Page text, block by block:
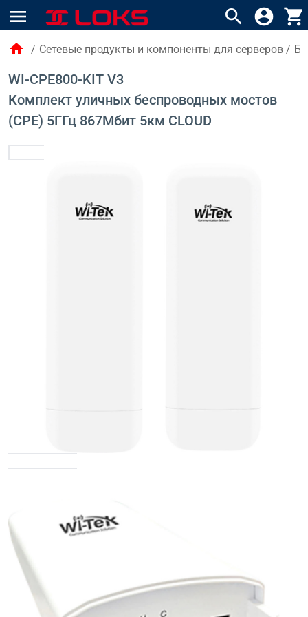
menu search account_circle shopping_cart
home / Сетевые продукты и компоненты для серверов /
WI-CPE800-KIT V3
Комплект уличных беспроводных мостов
(CPE) 5ГГц 867Мбит 5км CLOUD